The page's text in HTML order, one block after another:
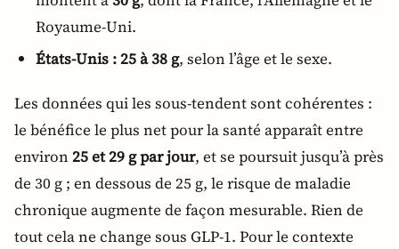
Royaume-Uni.
États-Unis :25 à 38 g, selon l’âge et le sexe.
Les données qui les sous-tendent sont cohérentes :
le bénéfice le plus net pour la santé apparaît entre
environ 25 et 29 g par jour, et se poursuit jusqu’à près
de 30 g ; en dessous de 25 g, le risque de maladie
chronique augmente de façon mesurable. Rien de
tout cela ne change sous GLP-1. Pour le contexte